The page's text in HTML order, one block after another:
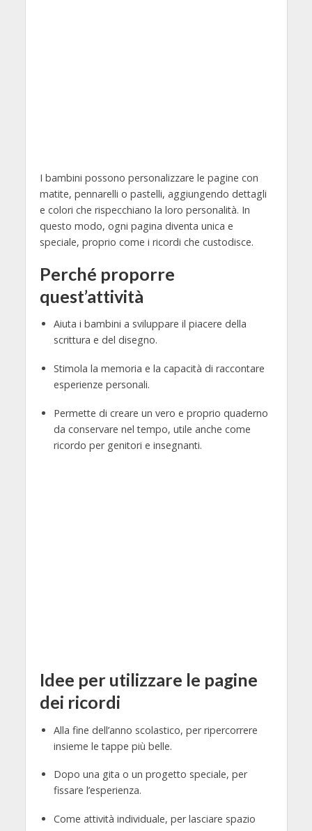
I bambini possono personalizzare le pagine con
matite, pennarelli o pastelli, aggiungendo dettagli
e colori che rispecchiano la loro personalità. In
questo modo, ogni pagina diventa unica e
speciale, proprio come i ricordi che custodisce.
Perché proporre
quest’attività
Aiuta i bambini a sviluppare il piacere della
scrittura e del disegno.
Stimola la memoria e la capacità di raccontare
esperienze personali.
Permette di creare un vero e proprio quaderno
da conservare nel tempo, utile anche come
ricordo per genitori e insegnanti.
Idee per utilizzare le pagine
dei ricordi
Alla fine dell’anno scolastico, per ripercorrere
insieme le tappe più belle.
Dopo una gita o un progetto speciale, per
fissare l’esperienza.
Come attività individuale, per lasciare spazio